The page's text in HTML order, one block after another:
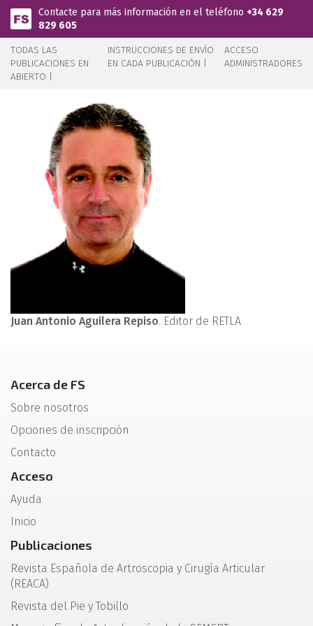
Pasar al contenido principal
Contacte para más información en el teléfono +34 629
829 605
TODAS LAS
PUBLICACIONES EN
ABIERTO |
INSTRUCCIONES DE ENVÍO
EN CADA PUBLICACIÓN |
ACCESO
ADMINISTRADORES
Juan Antonio Aguilera Repiso. Editor de RETLA
Acerca de FS
Sobre nosotros
Opciones de inscripción
Contacto
Acceso
Ayuda
Inicio
Publicaciones
Revista Española de Artroscopia y Cirugía Articular
(REACA)
Revista del Pie y Tobillo